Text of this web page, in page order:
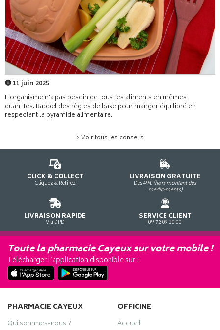
11 juin 2025
L'organisme n'a pas besoin de tous les aliments en mêmes
quantités. Rappel des règles de base pour manger équilibré en
respectant la pyramide alimentaire.
> Voir tous les conseils
CLICK & COLLECT
Cliquez & Retirez
LIVRAISON GRATUITE
Dès 49€ (hors montant des
médicaments)
LIVRAISON RAPIDE
Via DPD
SERVICE CLIENT
09 72 09 30 00
Toute la pharmacie Cayeux sur votre mobile !
Télécharger l’application disponible sur :
PHARMACIE CAYEUX
Qui sommes-nous ?
OFFICINE
Accueil